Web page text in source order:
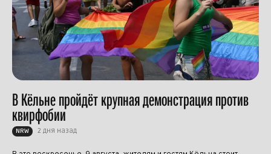
В Кёльне пройдёт крупная демонстрация против
квирфобии
NRW 2 дня назад